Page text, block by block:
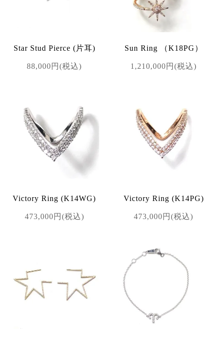
Star Stud Pierce (片耳)
88,000円(税込)
Sun Ring （K18PG）
1,210,000円(税込)
Victory Ring (K14WG)
473,000円(税込)
Victory Ring (K14PG)
473,000円(税込)